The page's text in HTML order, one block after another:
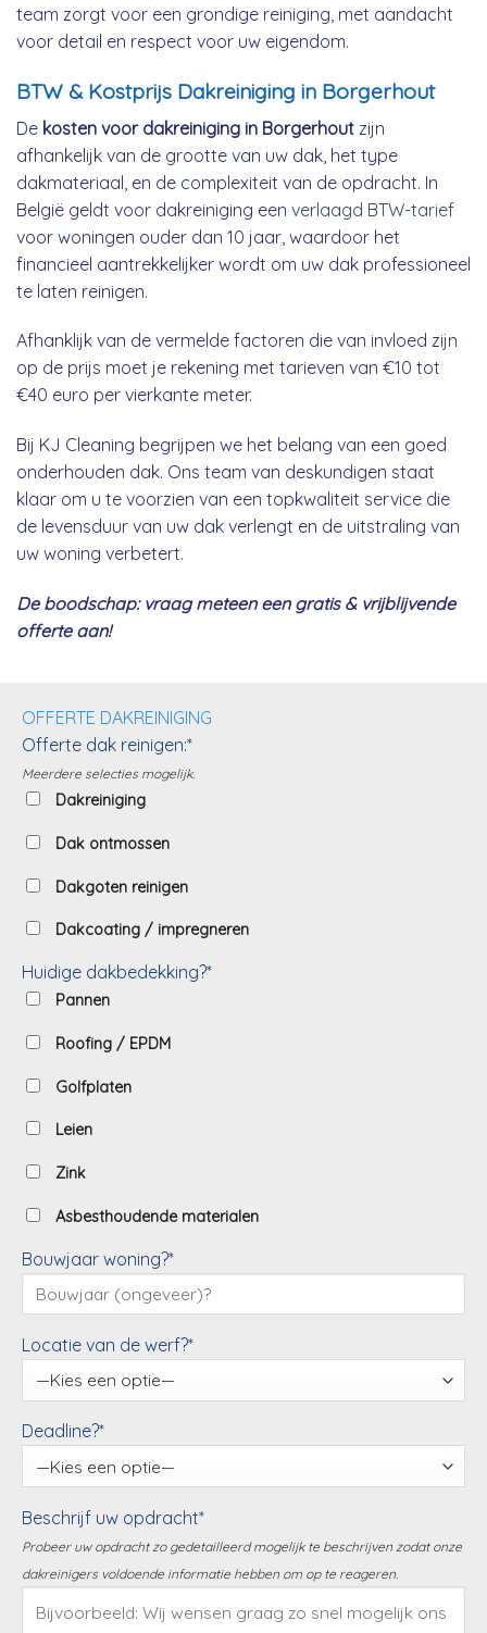
team zorgt voor een grondige reiniging, met aandacht
voor detail en respect voor uw eigendom.
BTW & Kostprijs Dakreiniging in Borgerhout
De kosten voor dakreiniging in Borgerhout zijn
afhankelijk van de grootte van uw dak, het type
dakmateriaal, en de complexiteit van de opdracht. In
België geldt voor dakreiniging een verlaagd BTW-tarief
voor woningen ouder dan 10 jaar, waardoor het
financieel aantrekkelijker wordt om uw dak professioneel
te laten reinigen.
Afhanklijk van de vermelde factoren die van invloed zijn
op de prijs moet je rekening met tarieven van €10 tot
€40 euro per vierkante meter.
Bij KJ Cleaning begrijpen we het belang van een goed
onderhouden dak. Ons team van deskundigen staat
klaar om u te voorzien van een topkwaliteit service die
de levensduur van uw dak verlengt en de uitstraling van
uw woning verbetert.
De boodschap: vraag meteen een gratis & vrijblijvende
offerte aan!
OFFERTE DAKREINIGING
Offerte dak reinigen:*
Meerdere selecties mogelijk.
Dakreiniging
Dak ontmossen
Dakgoten reinigen
Dakcoating / impregneren
Huidige dakbedekking?*
Pannen
Roofing / EPDM
Golfplaten
Leien
Zink
Asbesthoudende materialen
Bouwjaar woning?*
Locatie van de werf?*
Deadline?*
Beschrijf uw opdracht*
Probeer uw opdracht zo gedetailleerd mogelijk te beschrijven zodat onze
dakreinigers voldoende informatie hebben om op te reageren.